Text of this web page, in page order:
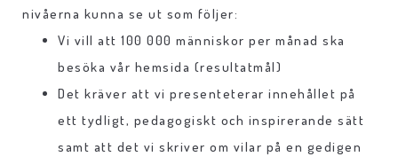
nivåerna kunna se ut som följer:
Vi vill att 100 000 människor per månad ska
besöka vår hemsida (resultatmål)
Det kräver att vi presenteterar innehållet på
ett tydligt, pedagogiskt och inspirerande sätt
samt att det vi skriver om vilar på en gedigen